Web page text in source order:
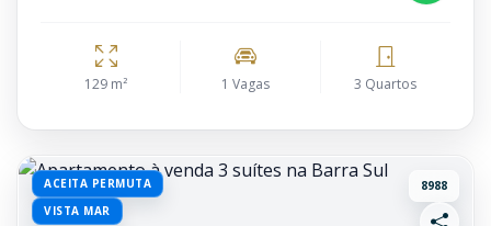
129 m² 1 Vagas 3 Quartos
ACEITA PERMUTA
VISTA MAR
8988